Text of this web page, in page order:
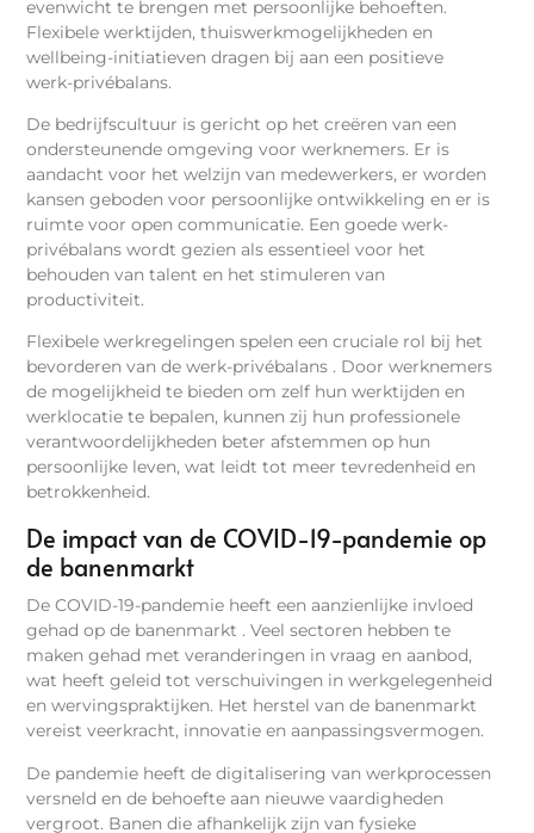
evenwicht te brengen met persoonlijke behoeften.
Flexibele werktijden, thuiswerkmogelijkheden en
wellbeing-initiatieven dragen bij aan een positieve
werk-privébalans.
De bedrijfscultuur is gericht op het creëren van een
ondersteunende omgeving voor werknemers. Er is
aandacht voor het welzijn van medewerkers, er worden
kansen geboden voor persoonlijke ontwikkeling en er is
ruimte voor open communicatie. Een goede werk-
privébalans wordt gezien als essentieel voor het
behouden van talent en het stimuleren van
productiviteit.
Flexibele werkregelingen spelen een cruciale rol bij het
bevorderen van de werk-privébalans . Door werknemers
de mogelijkheid te bieden om zelf hun werktijden en
werklocatie te bepalen, kunnen zij hun professionele
verantwoordelijkheden beter afstemmen op hun
persoonlijke leven, wat leidt tot meer tevredenheid en
betrokkenheid.
De impact van de COVID-19-pandemie op
de banenmarkt
De COVID-19-pandemie heeft een aanzienlijke invloed
gehad op de banenmarkt . Veel sectoren hebben te
maken gehad met veranderingen in vraag en aanbod,
wat heeft geleid tot verschuivingen in werkgelegenheid
en wervingspraktijken. Het herstel van de banenmarkt
vereist veerkracht, innovatie en aanpassingsvermogen.
De pandemie heeft de digitalisering van werkprocessen
versneld en de behoefte aan nieuwe vaardigheden
vergroot. Banen die afhankelijk zijn van fysieke